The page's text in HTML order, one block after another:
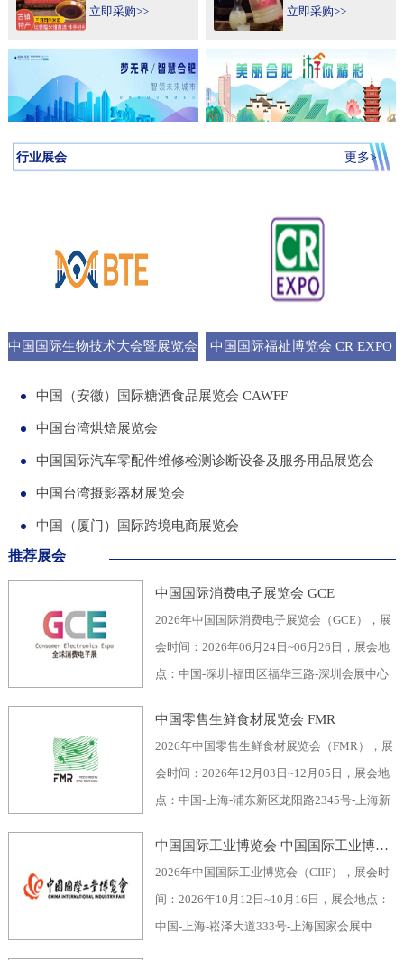
甜黄酒坛装
送礼自饮
立即采购>>
桶纯手工安徽糯
立即采购>>
行业展会 更多>
中国国际生物技术大会暨展览会 中国国际福祉博览会 CR EXPO
中国（安徽）国际糖酒食品展览会 CAWFF
中国台湾烘焙展览会
中国国际汽车零配件维修检测诊断设备及服务用品展览会
中国台湾摄影器材展览会
中国（厦门）国际跨境电商展览会
推荐展会
中国国际消费电子展览会 GCE
2026年中国国际消费电子展览会（GCE），展
会时间：2026年06月24日~06月26日，展会地
点：中国-深圳-福田区福华三路-深圳会展中心
深圳振华展览有限公司，举办周期：一年一
届，展会面积：40000平米，参展观众：60000
人，参展商数量及参展品牌达到400家。2026
全球消费电子展暨深圳国际消费电子展览
会“GCE”，致力于为全球消费电子生产企业、
中国零售生鲜食材展览会 FMR
2026年中国零售生鲜食材展览会（FMR），展
会时间：2026年12月03日~12月05日，展会地
点：中国-上海-浦东新区龙阳路2345号-上海新
企业协会自有品牌专业委员会，举办周期：一
年一届，展会面积：70000平米，参展观众：
30000人，参展商数量及参展品牌达到1500
家。中国零售生鲜食材展览会FMR（国际生鲜
中国国际工业博览会 中国国际工业博览会 CIIF
2026年中国国际工业博览会（CIIF），展会时
间：2026年10月12日~10月16日，展会地点：
中国-上海-崧泽大道333号-上海国家会展中